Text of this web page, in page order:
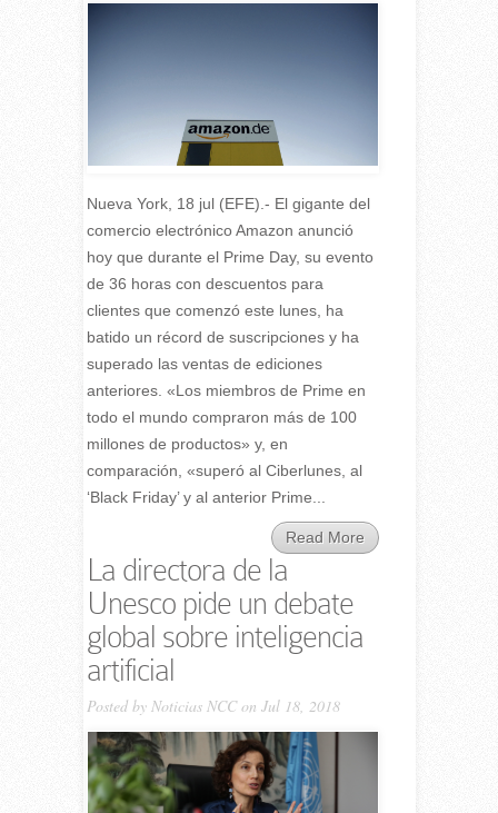
Nueva York, 18 jul (EFE).- El gigante del
comercio electrónico Amazon anunció
hoy que durante el Prime Day, su evento
de 36 horas con descuentos para
clientes que comenzó este lunes, ha
batido un récord de suscripciones y ha
superado las ventas de ediciones
anteriores. «Los miembros de Prime en
todo el mundo compraron más de 100
millones de productos» y, en
comparación, «superó al Ciberlunes, al
‘Black Friday’ y al anterior Prime...
Read More
La directora de la
Unesco pide un debate
global sobre inteligencia
artificial
Posted by Noticias NCCon Jul 18, 2018